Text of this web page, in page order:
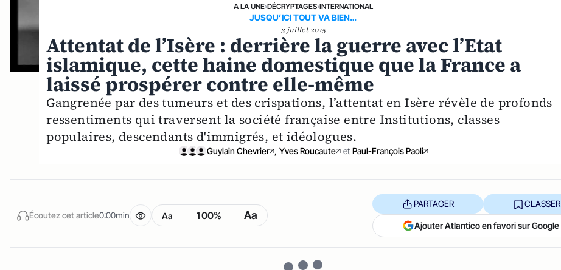
A LA UNE›DÉCRYPTAGES›INTERNATIONAL
JUSQU’ICI TOUT VA BIEN…
3 juillet 2015
Attentat de l’Isère : derrière la guerre avec l’Etat
islamique, cette haine domestique que la France a
laissé prospérer contre elle-même
Gangrenée par des tumeurs et des crispations, l’attentat en Isère révèle de profonds
ressentiments qui traversent la société française entre Institutions, classes
populaires, descendants d'immigrés, et idéologues.
Guylain Chevrier , Yves Roucaute et Paul-François Paoli
Écoutez cet article0:00min Aa 100% Aa
PARTAGER CLASSER
Ajouter Atlantico en favori sur Google